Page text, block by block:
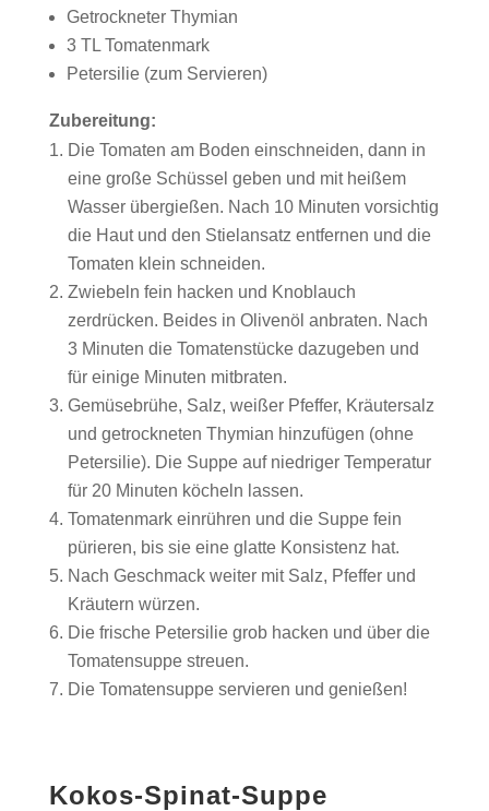
Getrockneter Thymian
3 TL Tomatenmark
Petersilie (zum Servieren)
Zubereitung:
Die Tomaten am Boden einschneiden, dann in
eine große Schüssel geben und mit heißem
Wasser übergießen. Nach 10 Minuten vorsichtig
die Haut und den Stielansatz entfernen und die
Tomaten klein schneiden.
Zwiebeln fein hacken und Knoblauch
zerdrücken. Beides in Olivenöl anbraten. Nach
3 Minuten die Tomatenstücke dazugeben und
für einige Minuten mitbraten.
Gemüsebrühe, Salz, weißer Pfeffer, Kräutersalz
und getrockneten Thymian hinzufügen (ohne
Petersilie). Die Suppe auf niedriger Temperatur
für 20 Minuten köcheln lassen.
Tomatenmark einrühren und die Suppe fein
pürieren, bis sie eine glatte Konsistenz hat.
Nach Geschmack weiter mit Salz, Pfeffer und
Kräutern würzen.
Die frische Petersilie grob hacken und über die
Tomatensuppe streuen.
Die Tomatensuppe servieren und genießen!
Kokos-Spinat-Suppe